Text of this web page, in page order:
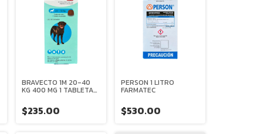
BRAVECTO 1M 20-40
KG 400 MG 1 TABLETA
$235.00
PERSON 1 LITRO
FARMATEC
$530.00